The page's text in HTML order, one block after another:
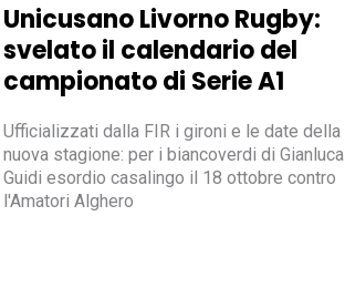
Unicusano Livorno Rugby:
svelato il calendario del
campionato di Serie A1
Ufficializzati dalla FIR i gironi e le date della
nuova stagione: per i biancoverdi di Gianluca
Guidi esordio casalingo il 18 ottobre contro
l'Amatori Alghero